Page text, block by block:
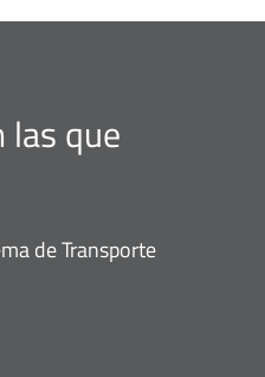
las que
de Transporte